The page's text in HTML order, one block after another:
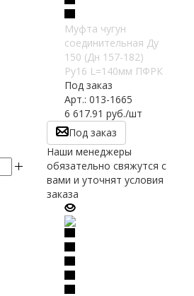
Муфта чугун
соединительная Ду
150 (Дн 157-182)
Ру16 L=140мм ПФРК
Под заказ
Арт.: 013-1665
6 617.91 руб./шт
Под заказ
Наши менеджеры
обязательно свяжутся с
вами и уточнят условия
заказа